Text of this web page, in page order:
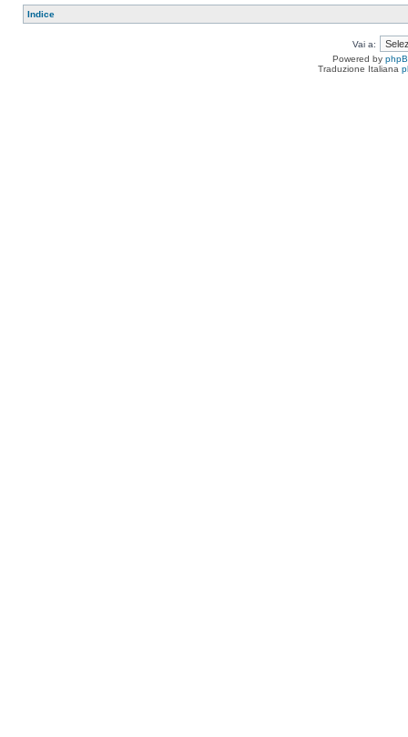
Indice
Vai a:
Powered by
Traduzione Italiana